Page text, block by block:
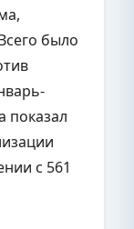
было
показал
с 561